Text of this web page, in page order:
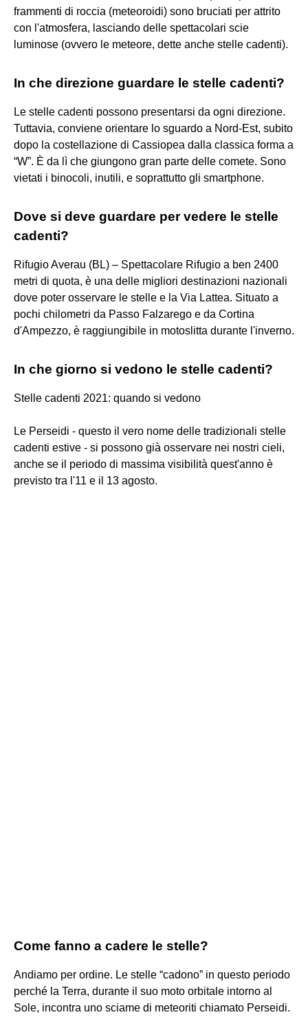
frammenti di roccia (meteoroidi) sono bruciati per attrito
con l'atmosfera, lasciando delle spettacolari scie
luminose (ovvero le meteore, dette anche stelle cadenti).
In che direzione guardare le stelle cadenti?
Le stelle cadenti possono presentarsi da ogni direzione.
Tuttavia, conviene orientare lo sguardo a Nord-Est, subito
dopo la costellazione di Cassiopea dalla classica forma a
“W”. È da lì che giungono gran parte delle comete. Sono
vietati i binocoli, inutili, e soprattutto gli smartphone.
Dove si deve guardare per vedere le stelle
cadenti?
Rifugio Averau (BL) – Spettacolare Rifugio a ben 2400
metri di quota, è una delle migliori destinazioni nazionali
dove poter osservare le stelle e la Via Lattea. Situato a
pochi chilometri da Passo Falzarego e da Cortina
d'Ampezzo, è raggiungibile in motoslitta durante l'inverno.
In che giorno si vedono le stelle cadenti?
Stelle cadenti 2021: quando si vedono
Le Perseidi - questo il vero nome delle tradizionali stelle
cadenti estive - si possono già osservare nei nostri cieli,
anche se il periodo di massima visibilità quest'anno è
previsto tra l'11 e il 13 agosto.
Come fanno a cadere le stelle?
Andiamo per ordine. Le stelle “cadono” in questo periodo
perché la Terra, durante il suo moto orbitale intorno al
Sole, incontra uno sciame di meteoriti chiamato Perseidi.